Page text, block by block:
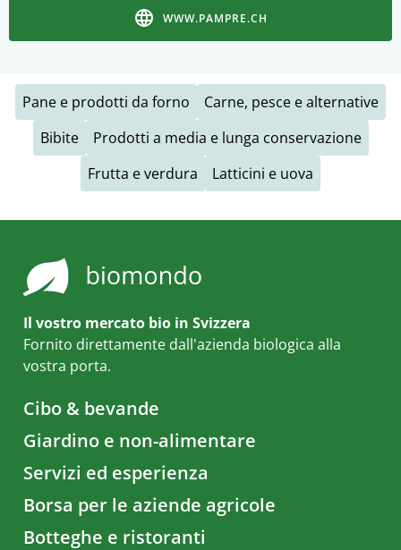
WWW.PAMPRE.CH
Pane e prodotti da forno
Carne, pesce e alternative
Bibite
Prodotti a media e lunga conservazione
Frutta e verdura
Latticini e uova
Il vostro mercato bio in Svizzera
Fornito direttamente dall'azienda biologica alla
vostra porta.
Cibo & bevande
Giardino e non-alimentare
Servizi ed esperienza
Borsa per le aziende agricole
Botteghe e ristoranti